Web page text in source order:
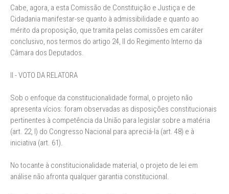
Cabe, agora, a esta Comissão de Constituição e Justiça e de
Cidadania manifestar-se quanto à admissibilidade e quanto ao
mérito da proposição, que tramita pelas comissões em caráter
conclusivo, nos termos do artigo 24, II do Regimento Interno da
Câmara dos Deputados.
II - VOTO DA RELATORA
Sob o enfoque da constitucionalidade formal, o projeto não
apresenta vícios: foram observadas as disposições constitucionais
pertinentes à competência da União para legislar sobre a matéria
(art. 22, I) do Congresso Nacional para apreciá-la (art. 48) e à
iniciativa (art. 61).
No tocante à constitucionalidade material, o projeto de lei em
análise não afronta qualquer garantia constitucional.